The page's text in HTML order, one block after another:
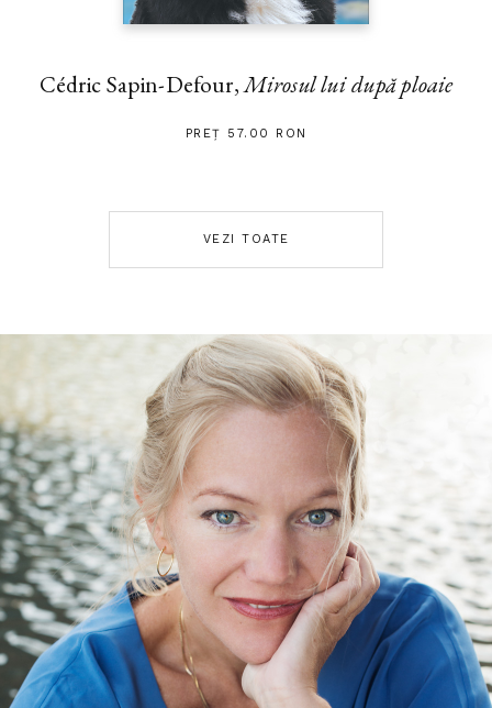
Cédric Sapin-Defour,Mirosul lui după ploaie
PREȚ 57.00 RON
VEZI TOATE